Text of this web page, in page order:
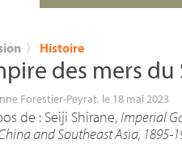
〉 Histoire
des mers du
Forestier-Peyrat, le 18 mai 2023
de : Seiji Shirane,Imperial
and Southeast Asia, 1895-